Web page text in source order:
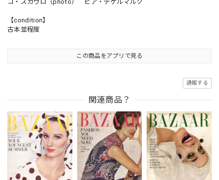
コ・スカヴロ（photo） ピア・デゲルマルク
【condition】
古本並程度
この商品をアプリで見る
通報する
関連商品？